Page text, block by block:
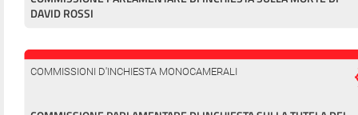
DAVID ROSSI
COMMISSIONI D'INCHIESTA MONOCAMERALI